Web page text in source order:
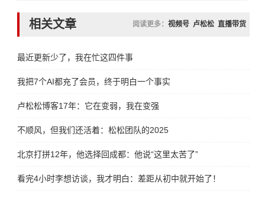
相关文章 阅读更多： 视频号 卢松松 直播带货
最近更新少了，我在忙这四件事
我把7个AI都充了会员，终于明白一个事实
卢松松博客17年：它在变弱，我在变强
不顺风，但我们还活着：松松团队的2025
北京打拼12年，他选择回成都：他说“这里太苦了”
看完4小时李想访谈，我才明白：差距从初中就开始了！